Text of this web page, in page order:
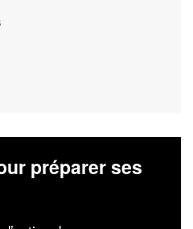
préparer ses